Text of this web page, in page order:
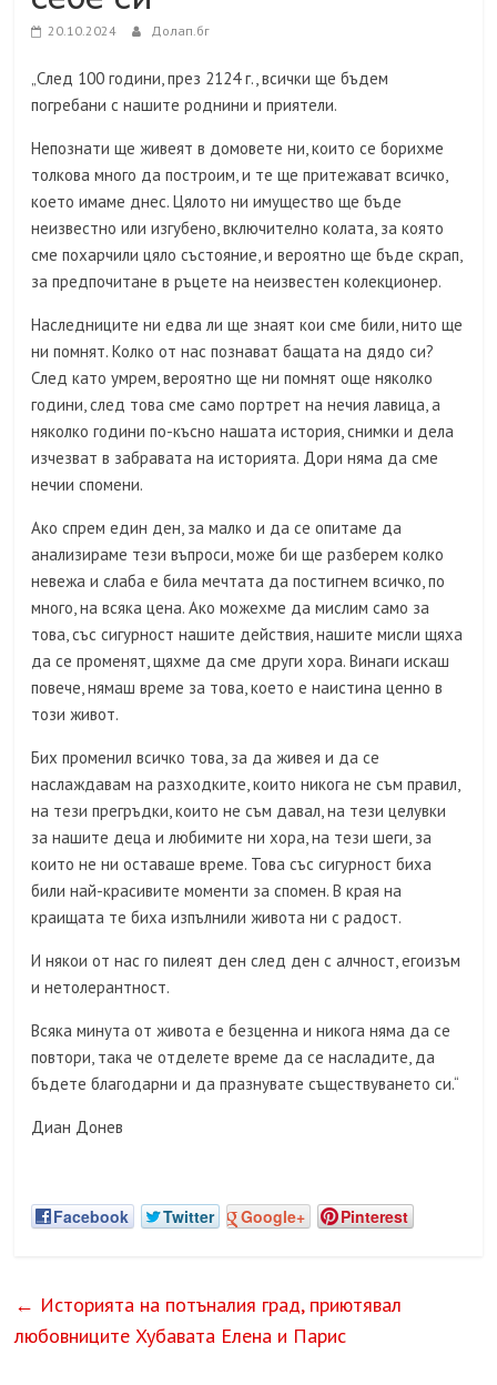
20.10.2024 Долап.бг
„След 100 години, през 2124 г., всички ще бъдем
погребани с нашите роднини и приятели.
Непознати ще живеят в домовете ни, които се борихме
толкова много да построим, и те ще притежават всичко,
което имаме днес. Цялото ни имущество ще бъде
неизвестно или изгубено, включително колата, за която
сме похарчили цяло състояние, и вероятно ще бъде скрап,
за предпочитане в ръцете на неизвестен колекционер.
Наследниците ни едва ли ще знаят кои сме били, нито ще
ни помнят. Колко от нас познават бащата на дядо си?
След като умрем, вероятно ще ни помнят още няколко
години, след това сме само портрет на нечия лавица, а
няколко години по-късно нашата история, снимки и дела
изчезват в забравата на историята. Дори няма да сме
нечии спомени.
Ако спрем един ден, за малко и да се опитаме да
анализираме тези въпроси, може би ще разберем колко
невежа и слаба е била мечтата да постигнем всичко, по
много, на всяка цена. Ако можехме да мислим само за
това, със сигурност нашите действия, нашите мисли щяха
да се променят, щяхме да сме други хора. Винаги искаш
повече, нямаш време за това, което е наистина ценно в
този живот.
Бих променил всичко това, за да живея и да се
наслаждавам на разходките, които никога не съм правил,
на тези прегръдки, които не съм давал, на тези целувки
за нашите деца и любимите ни хора, на тези шеги, за
които не ни оставаше време. Това със сигурност биха
били най-красивите моменти за спомен. В края на
краищата те биха изпълнили живота ни с радост.
И някои от нас го пилеят ден след ден с алчност, егоизъм
и нетолерантност.
Всяка минута от живота е безценна и никога няма да се
повтори, така че отделете време да се насладите, да
бъдете благодарни и да празнувате съществуването си.“
Диан Донев
Facebook Twitter Google+ Pinterest
← Историята на потъналия град, приютявал
любовниците Хубавата Елена и Парис